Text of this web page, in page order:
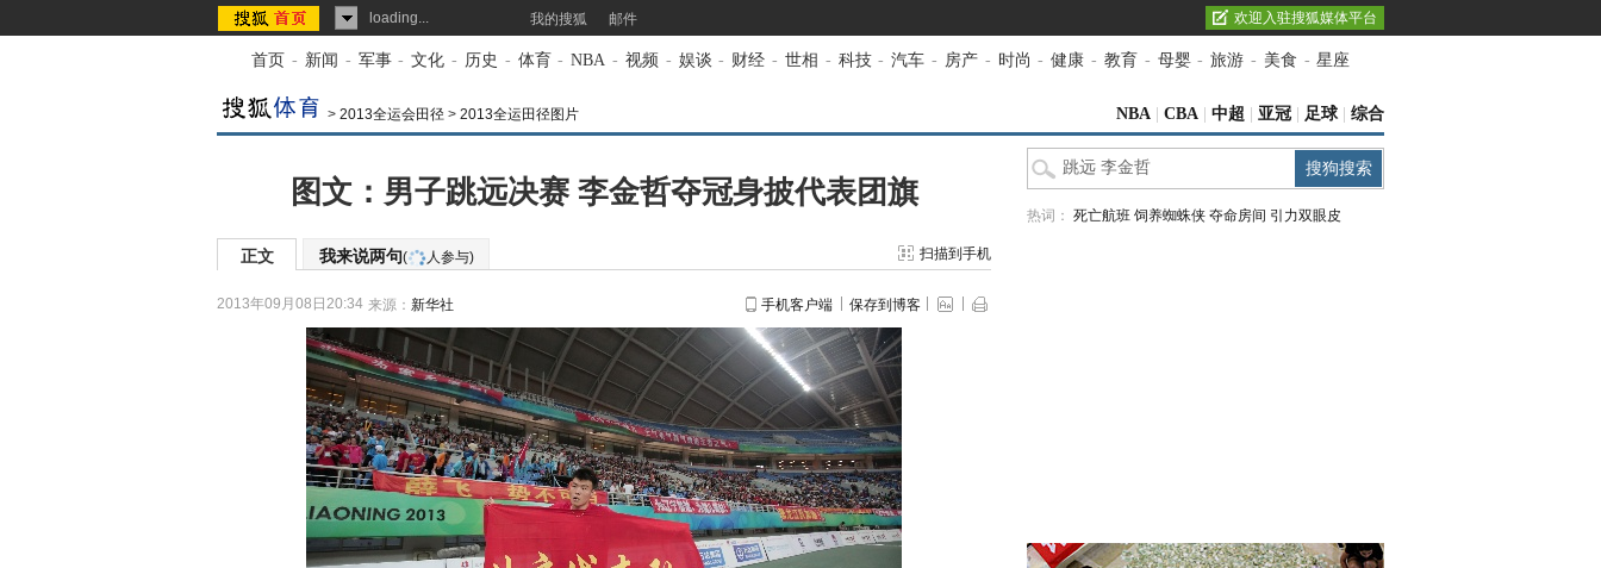
loading... 我的搜狐 邮件 欢迎入驻搜狐媒体平台
首页 - 新闻 - 军事 - 文化 - 历史 - 体育 - NBA - 视频 - 娱谈 - 财经 - 世相 - 科技 - 汽车 - 房产 - 时尚 - 健康 - 教育 - 母婴 - 旅游 - 美食 - 星座
> 2013全运会田径 > 2013全运田径图片 NBA CBA 中超 亚冠 足球 综合
图文：男子跳远决赛 李金哲夺冠身披代表团旗
正文 我来说两句( 人参与) 扫描到手机
2013年09月08日20:34 来源： 新华社 手机客户端 保存到博客
热词： 死亡航班 饲养蜘蛛侠 夺命房间 引力双眼皮